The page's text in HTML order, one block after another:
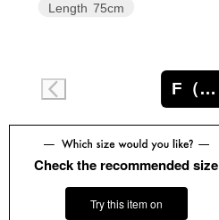
Length 75cm
F（フリー）
Check the recommended size
Try this item on